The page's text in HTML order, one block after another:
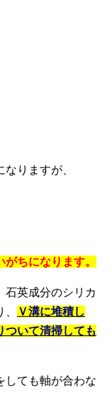
りますが、
ちになります。
石英成分のシリカ
Ｖ溝に堆積し
ついて清掃しても
しても軸が合わな